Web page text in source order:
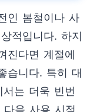
인 봄철이나 사
적입니다. 하지
진다면 계절에
습니다. 특히 대
서는 더욱 빈번